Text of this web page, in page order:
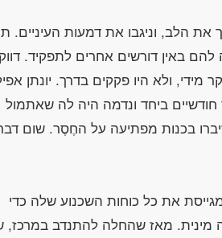
הלב, וניגבו את דמעות העיניים.
באין דורשים אחרים לתפקיד.
מידי, ולא היו פקקים בדרך. יונתן
ביחד ונדמה היה לה שאתמול
בכנות מפתיעה על החֶסֶר. שום
את כל כוחות השכנוע שלה כדי
מינית. מאז שהחלה להתנדב במרכז,